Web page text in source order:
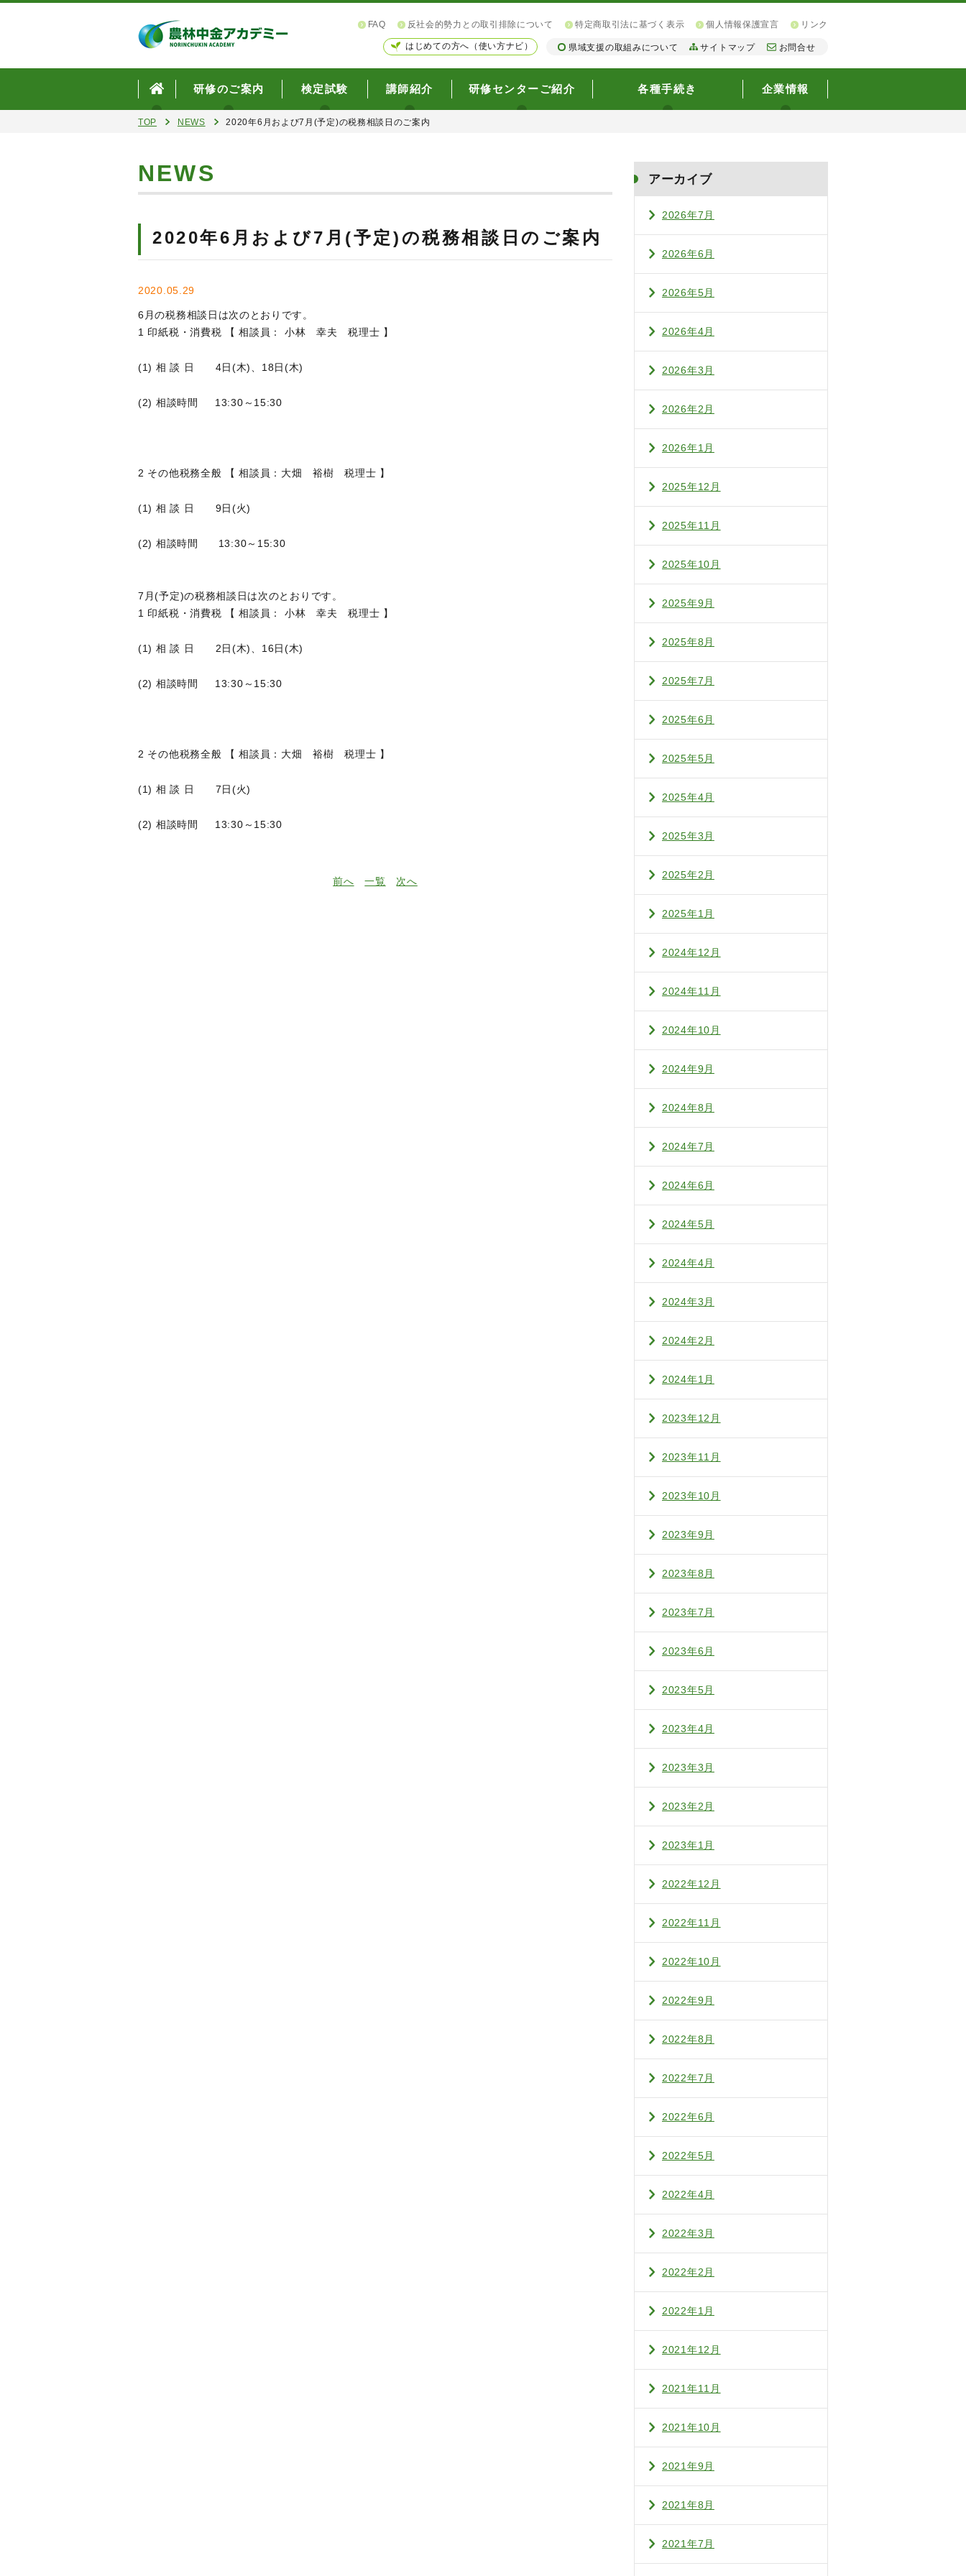
FAQ 反社会的勢力との取引排除について 特定商取引法に基づく表示 個人情報保護宣言 リンク
はじめての方へ（使い方ナビ） 県域支援の取組みについて サイトマップ お問合せ
研修のご案内 検定試験 講師紹介 研修センターご紹介 各種手続き 企業情報
TOP NEWS 2020年6月および7月(予定)の税務相談日のご案内
NEWS
2020年6月および7月(予定)の税務相談日のご案内
2020.05.29
6月の税務相談日は次のとおりです。
1 印紙税・消費税 【 相談員： 小林 幸夫 税理士 】
(1) 相 談 日 4日(木)、18日(木)
(2) 相談時間 13:30～15:30
2 その他税務全般 【 相談員：大畑 裕樹 税理士 】
(1) 相 談 日 9日(火)
(2) 相談時間 13:30～15:30
7月(予定)の税務相談日は次のとおりです。
1 印紙税・消費税 【 相談員： 小林 幸夫 税理士 】
(1) 相 談 日 2日(木)、16日(木)
(2) 相談時間 13:30～15:30
2 その他税務全般 【 相談員：大畑 裕樹 税理士 】
(1) 相 談 日 7日(火)
(2) 相談時間 13:30～15:30
前へ 一覧 次へ
アーカイブ
2026年7月
2026年6月
2026年5月
2026年4月
2026年3月
2026年2月
2026年1月
2025年12月
2025年11月
2025年10月
2025年9月
2025年8月
2025年7月
2025年6月
2025年5月
2025年4月
2025年3月
2025年2月
2025年1月
2024年12月
2024年11月
2024年10月
2024年9月
2024年8月
2024年7月
2024年6月
2024年5月
2024年4月
2024年3月
2024年2月
2024年1月
2023年12月
2023年11月
2023年10月
2023年9月
2023年8月
2023年7月
2023年6月
2023年5月
2023年4月
2023年3月
2023年2月
2023年1月
2022年12月
2022年11月
2022年10月
2022年9月
2022年8月
2022年7月
2022年6月
2022年5月
2022年4月
2022年3月
2022年2月
2022年1月
2021年12月
2021年11月
2021年10月
2021年9月
2021年8月
2021年7月